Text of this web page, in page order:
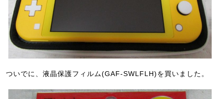
ついでに、液晶保護フィルム(GAF-SWLFLH)を買いました。